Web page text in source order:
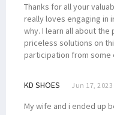
Thanks for all your
really loves engaging in
why. I learn all about
priceless solutions on
participation from some
KD SHOES Jun 17,
My wife and i ended up